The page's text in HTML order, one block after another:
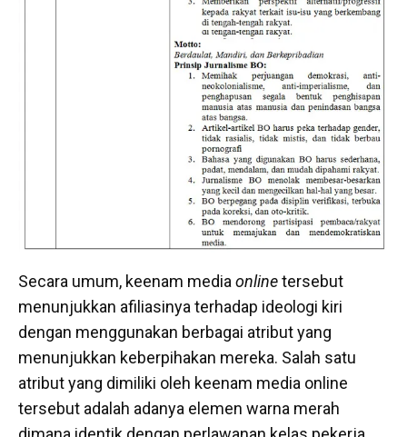
Secara umum, keenam media onlinetersebut
menunjukkan afiliasinya terhadap ideologi kiri
dengan menggunakan berbagai atribut yang
menunjukkan keberpihakan mereka. Salah satu
atribut yang dimiliki oleh keenam media online
tersebut adalah adanya elemen warna merah